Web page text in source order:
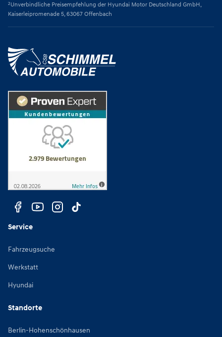
²Unverbindliche Preisempfehlung der Hyundai Motor Deutschland GmbH,
Kaiserleipromenade 5, 63067 Offenbach
Service
Fahrzeugsuche
Werkstatt
Hyundai
Standorte
Berlin-Hohenschönhausen